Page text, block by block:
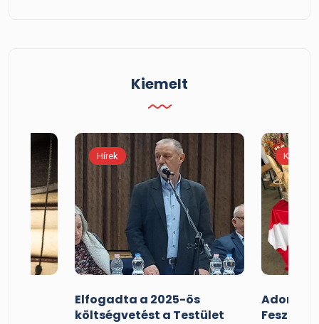
Kiemelt
Hírek
Elfogadta a 2025-ös
költségvetést a Testület
Kiemelt
Adorjáni
Fesztivál